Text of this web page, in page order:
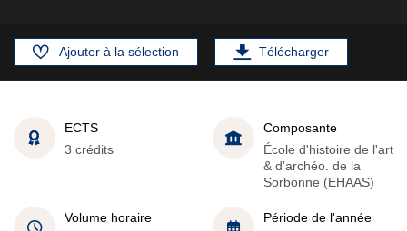
Ajouter à la sélection Télécharger
ECTS
3 crédits
Composante
École d'histoire de l'art
& d'archéo. de la
Sorbonne (EHAAS)
Volume horaire
Période de l'année